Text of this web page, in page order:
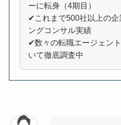
ーに転身（4期目）
✔これまで500社以上の企
ングコンサル実績
✔数々の転職エージェン
いて徹底調査中